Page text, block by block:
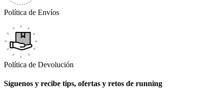
Política de Envíos
Política de Devolución
Síguenos y recibe tips, ofertas y retos de running